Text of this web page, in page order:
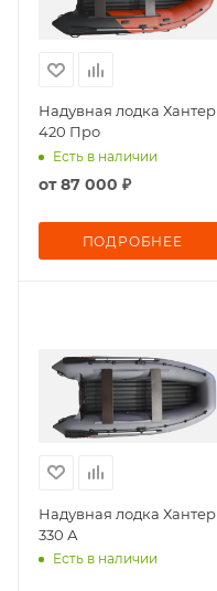
Надувная лодка Хантер
420 Про
Есть в наличии
от87 000 ₽
ПОДРОБНЕЕ
Надувная лодка Хантер
330 А
Есть в наличии